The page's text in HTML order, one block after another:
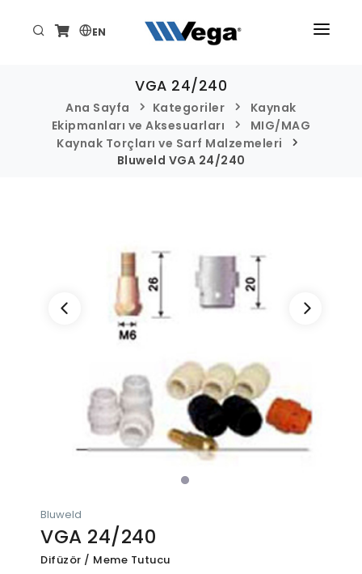
EN
ÜRÜNLER
KURUMSAL
VGA 24/240
Ana Sayfa Kategoriler
Kaynak
Ekipmanları ve Aksesuarları
MIG/MAG
Kaynak Torçları ve Sarf Malzemeleri
Bluweld VGA 24/240
Bluweld
VGA 24/240
Difüzör / Meme Tutucu